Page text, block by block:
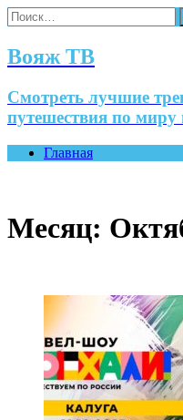
Найти:
Вояж ТВ
Смотреть лучшие
путешествия по миру
Главная
Месяц: